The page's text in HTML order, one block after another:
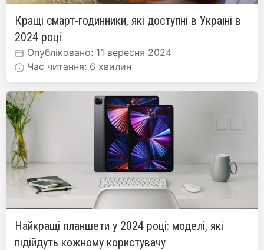
Кращі смарт-годинники, які доступні в Україні в
2024 році
Опубліковано: 11 вересня 2024
Час читання: 6 хвилин
Найкращі планшети у 2024 році: моделі, які
підійдуть кожному користувачу